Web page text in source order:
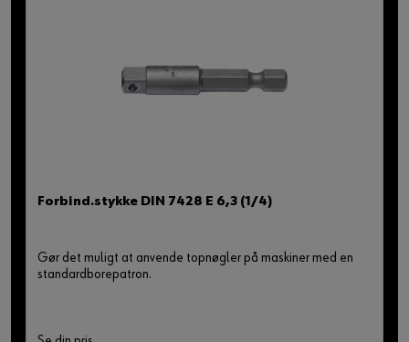
Forbind.stykke DIN 7428 E 6,3 (1/4)
Gør det muligt at anvende topnøgler på maskiner med en
standardborepatron.